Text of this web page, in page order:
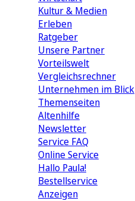
Kultur & Medien
Erleben
Ratgeber
Unsere Partner
Vorteilswelt
Vergleichsrechner
Unternehmen im Blick
Themenseiten
Altenhilfe
Newsletter
Service FAQ
Online Service
Hallo Paula!
Bestellservice
Anzeigen